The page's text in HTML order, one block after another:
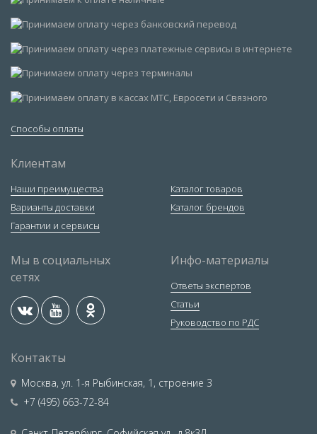
Способы оплаты
Клиентам
Наши преимущества
Варианты доставки
Гарантии и сервисы
Каталог товаров
Каталог брендов
Мы в социальных
сетях
Инфо-материалы
Ответы экспертов
Статьи
Руководство по РДС
Контакты
Москва, ул. 1-я Рыбинская, 1, строение 3
+7 (495) 663-72-84